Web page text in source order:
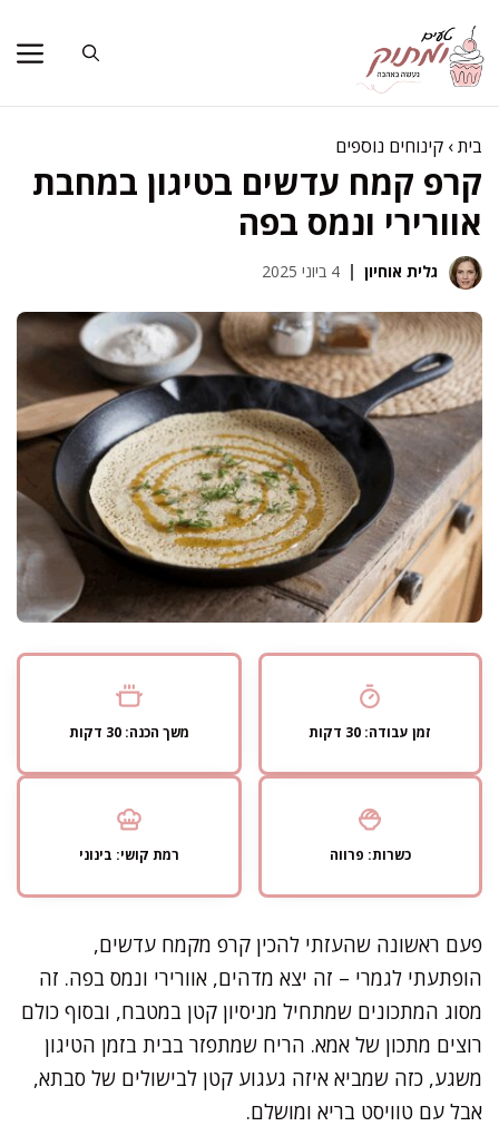
לתוכן
בית› קינוחים נוספים
קרפ קמח עדשים בטיגון במחבת
אוורירי ונמס בפה
גלית אוחיון 4 ביוני 2025
זמן עבודה: 30 דקות משך הכנה: 30 דקות
כשרות: פרווה רמת קושי: בינוני
פעם ראשונה שהעזתי להכין קרפ מקמח עדשים,
הופתעתי לגמרי – זה יצא מדהים, אוורירי ונמס בפה. זה
מסוג המתכונים שמתחיל מניסיון קטן במטבח, ובסוף כולם
רוצים מתכון של אמא. הריח שמתפזר בבית בזמן הטיגון
משגע, כזה שמביא איזה געגוע קטן לבישולים של סבתא,
אבל עם טוויסט בריא ומושלם.